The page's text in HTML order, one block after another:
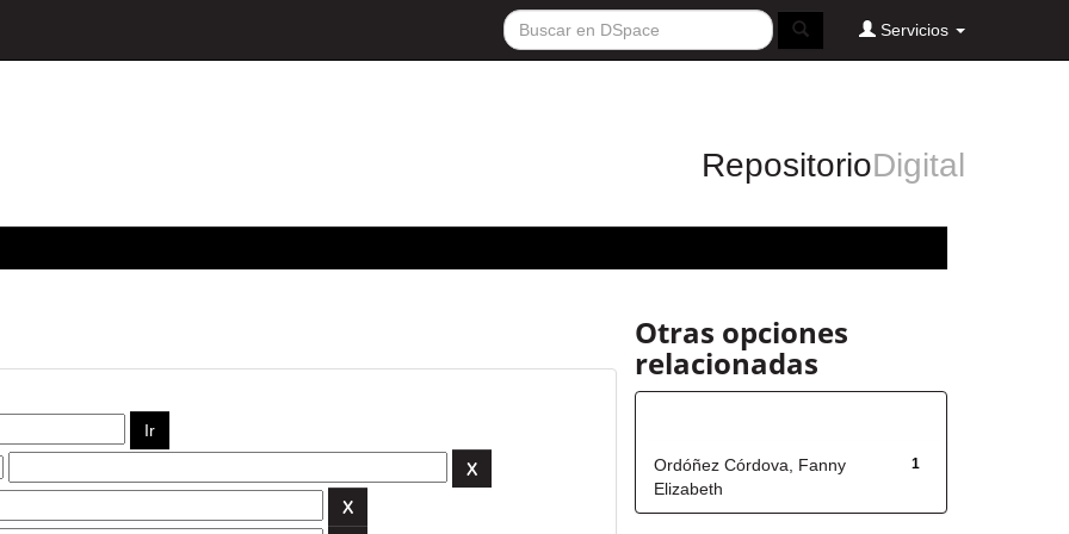
Servicios
RepositorioDigital
Otras opciones
relacionadas
1
Ordóñez Córdova, Fanny
Elizabeth